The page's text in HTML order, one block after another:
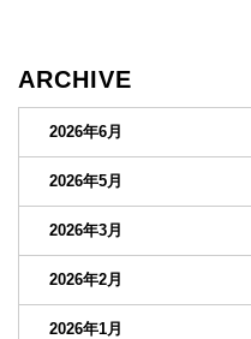
ARCHIVE
2026年6月
2026年5月
2026年3月
2026年2月
2026年1月